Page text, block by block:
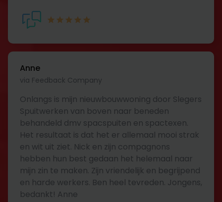
Anne
via Feedback Company
Onlangs is mijn nieuwbouwwoning door Slegers
Spuitwerken van boven naar beneden
behandeld dmv spacspuiten en spactexen.
Het resultaat is dat het er allemaal mooi strak
en wit uit ziet. Nick en zijn compagnons
hebben hun best gedaan het helemaal naar
mijn zin te maken. Zijn vriendelijk en begrijpend
en harde werkers. Ben heel tevreden. Jongens,
bedankt! Anne